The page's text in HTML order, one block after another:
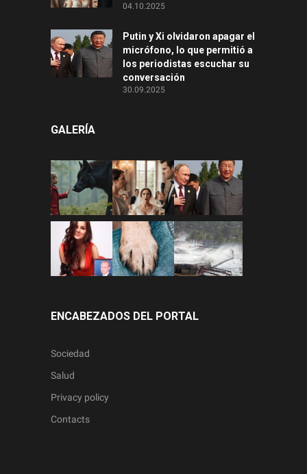
04.10.2025
Putin y Xi olvidaron apagar el
micrófono, lo que permitió a
los periodistas escuchar su
conversación
30.09.2025
GALERÍA
ENCABEZADOS DEL PORTAL
Sociedad
Salud
Privacy policy
Contacts